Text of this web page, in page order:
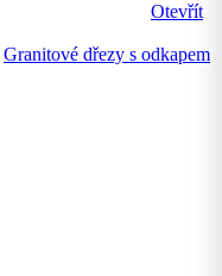
Otevřít
Granitové dřezy s odkapem